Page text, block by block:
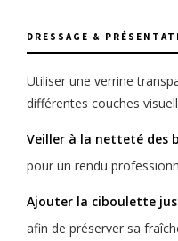
DRESSAGE &
Utiliser une verrine
différentes couches
Veiller à la netteté des
pour un rendu
Ajouter la ciboulette
afin de préserver sa